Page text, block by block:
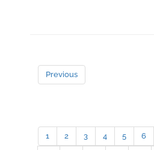
Previous
1 2 3 4 5 6